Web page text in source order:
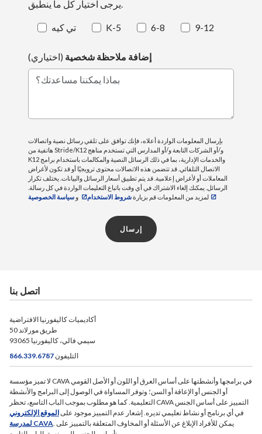
يرجى اختيار كل ما ينطبق.
تي كيه K-5 6-8 9-12
إضافة ملاحظة شخصية (اختياري)
بماذا يمكننا مساعدتك؟
بإرسال المعلومات الواردة أعلاه، فإنك توافق على تلقي رسائل نصية واتصالات
هاتفية من Stride/K12 و/أو الشركات التابعة و/أو المدارس التي تستخدم مناهج
K12 والخدمات الإدارية، بما في ذلك الرسائل النصية والمكالمات باستخدام برامج
الاتصال التلقائي. قد تتضمن هذه الاتصالات محتوى ترويجيًا أو قد تكون لأغراض
المعاملات أو لأغراض إعلامية. قد يتم تطبيق أسعار الرسائل والبيانات. يختلف تكرار
الرسائل. يمكنك إلغاء الاشتراك في أي وقت باتباع التعليمات الواردة في كل رسالة.
لمزيد من المعلومات قم بزيارةشروط الاستخدام و سياسة الخصوصية
إرسال
اتصل بنا
أكاديميات كاليفورنيا الافتراضية
50 طريق مورلاند
سيمي فالي، كاليفورنيا 93065
التليفون866.339.6787
لا تميز مؤسسة CAVA في برامجها وأنشطتها على أساس العرق أو اللون أو الأصل القومي
أو الجنس أو الإعاقة أو السن؛ وتوفر المساواة في الوصول إلى البرامج والأنشطة
التعليمية. كما هو مطلوب بموجب الباب التاسع، تحظر CAVA التمييز على أساس الجنس
في أي برنامج أو نشاط تعليمي تديره. إشعار عدم التمييز موجود علىالموقع الإلكتروني
لمدرسة CAVA. يمكن للأفراد الإبلاغ عن الأسئلة أو المخاوف المتعلقة بالتمييز على